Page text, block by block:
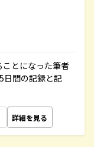
とになった筆者
日間の記録と記
詳細を見る